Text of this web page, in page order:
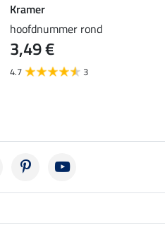
Kramer
hoofdnummer rond
3,49 €
4.7 3